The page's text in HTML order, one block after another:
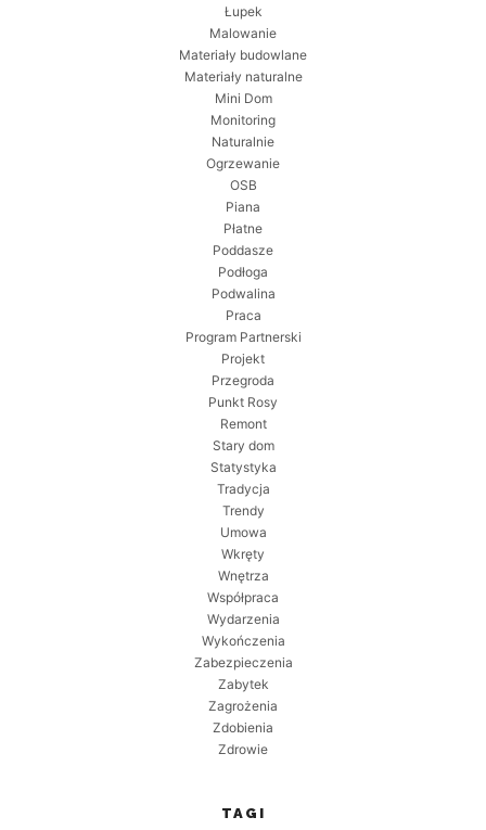
Łupek
Malowanie
Materiały budowlane
Materiały naturalne
Mini Dom
Monitoring
Naturalnie
Ogrzewanie
OSB
Piana
Płatne
Poddasze
Podłoga
Podwalina
Praca
Program Partnerski
Projekt
Przegroda
Punkt Rosy
Remont
Stary dom
Statystyka
Tradycja
Trendy
Umowa
Wkręty
Wnętrza
Współpraca
Wydarzenia
Wykończenia
Zabezpieczenia
Zabytek
Zagrożenia
Zdobienia
Zdrowie
TAGI